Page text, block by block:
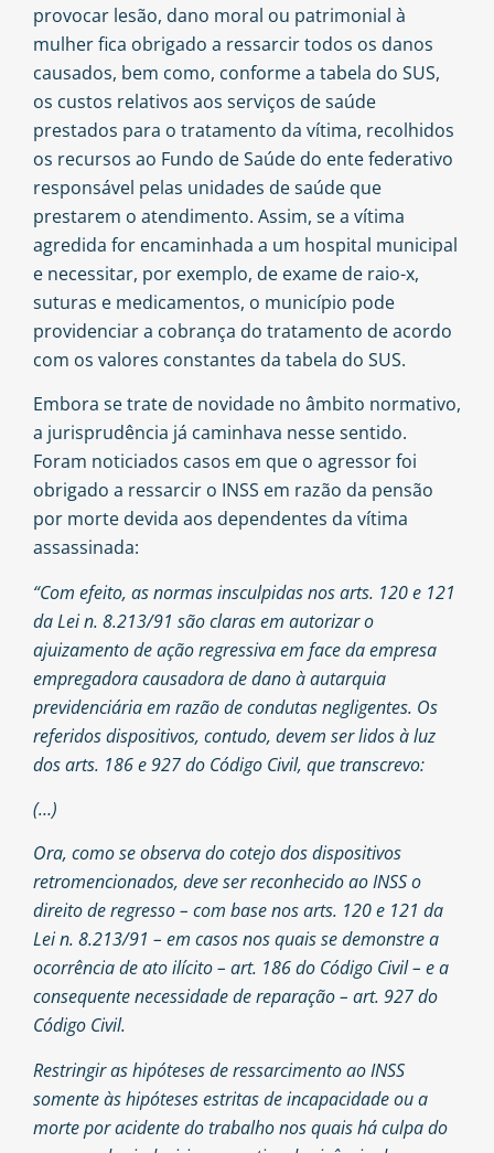
provocar lesão, dano moral ou patrimonial à
mulher fica obrigado a ressarcir todos os danos
causados, bem como, conforme a tabela do SUS,
os custos relativos aos serviços de saúde
prestados para o tratamento da vítima, recolhidos
os recursos ao Fundo de Saúde do ente federativo
responsável pelas unidades de saúde que
prestarem o atendimento. Assim, se a vítima
agredida for encaminhada a um hospital municipal
e necessitar, por exemplo, de exame de raio-x,
suturas e medicamentos, o município pode
providenciar a cobrança do tratamento de acordo
com os valores constantes da tabela do SUS.
Embora se trate de novidade no âmbito normativo,
a jurisprudência já caminhava nesse sentido.
Foram noticiados casos em que o agressor foi
obrigado a ressarcir o INSS em razão da pensão
por morte devida aos dependentes da vítima
assassinada:
“Com efeito, as normas insculpidas nos arts. 120 e 121
da Lei n. 8.213/91 são claras em autorizar o
ajuizamento de ação regressiva em face da empresa
empregadora causadora de dano à autarquia
previdenciária em razão de condutas negligentes. Os
referidos dispositivos, contudo, devem ser lidos à luz
dos arts. 186 e 927 do Código Civil, que transcrevo:
(…)
Ora, como se observa do cotejo dos dispositivos
retromencionados, deve ser reconhecido ao INSS o
direito de regresso – com base nos arts. 120 e 121 da
Lei n. 8.213/91 – em casos nos quais se demonstre a
ocorrência de ato ilícito – art. 186 do Código Civil – e a
consequente necessidade de reparação – art. 927 do
Código Civil.
Restringir as hipóteses de ressarcimento ao INSS
somente às hipóteses estritas de incapacidade ou a
morte por acidente do trabalho nos quais há culpa do